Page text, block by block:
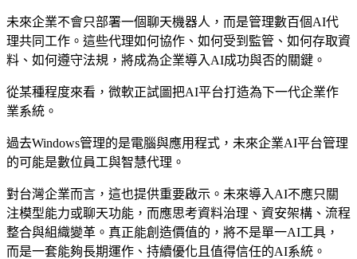
未來企業不會只部署一個聊天機器人，而是管理數百個AI代
理共同工作。這些代理如何協作、如何受到監管、如何存取資
料、如何遵守法規，將成為企業導入AI成功與否的關鍵。
從某種程度來看，微軟正試圖把AI平台打造為下一代企業作
業系統。
過去Windows管理的是電腦與應用程式，未來企業AI平台管理
的可能是數位員工與智慧代理。
對台灣企業而言，這也提供重要啟示。未來導入AI不應只關
注模型能力或聊天功能，而應思考資料治理、資安架構、流程
整合與組織變革。真正能創造價值的，將不是單一AI工具，
而是一套能夠長期運作、持續優化且值得信任的AI系統。